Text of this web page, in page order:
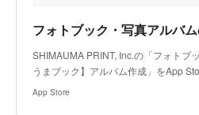
SHIMAUMA PRINT, Inc.の「フォトブ
うまブック】アルバム作成」をApp
App Store